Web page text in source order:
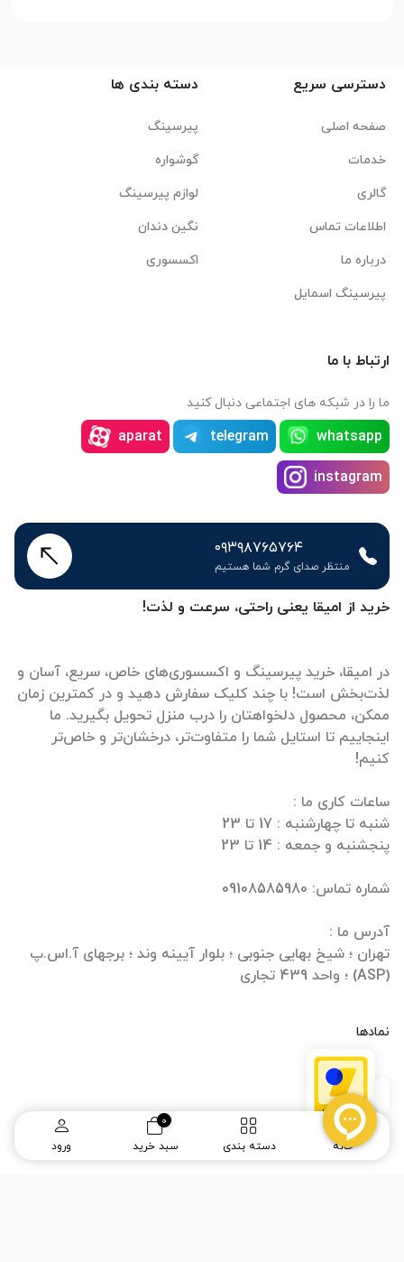
خانه دسته بندی سبد خرید
0
ورود
خرید از امیقا یعنی راحتی، سرعت و لذت!
در امیقا، خرید پیرسینگ و اکسسوری‌های خاص، سریع، آسان و
لذت‌بخش است! با چند کلیک سفارش دهید و در کمترین زمان
ممکن، محصول دلخواهتان را درب منزل تحویل بگیرید. ما
اینجاییم تا استایل شما را متفاوت‌تر، درخشان‌تر و خاص‌تر
تهران ؛ شیخ بهایی جنوبی ؛ بلوار آیینه وند ؛ برجهای آ.اس.پ
(ASP) ؛ واحد 439 تجاری
نمادها
دسترسی سریع
صفحه اصلی
خدمات
گالری
اطلاعات تماس
درباره ما
پیرسینگ اسمایل
دسته بندی ها
پیرسینگ
گوشواره
لوازم پیرسینگ
نگین دندان
اکسسوری
ارتباط با ما
ما را در شبکه های اجتماعی دنبال کنید
whatsapp
telegram
aparat
instagram
۰۹۳۹۸۷۶۵۷۶۴
منتظر صدای گرم شما هستیم